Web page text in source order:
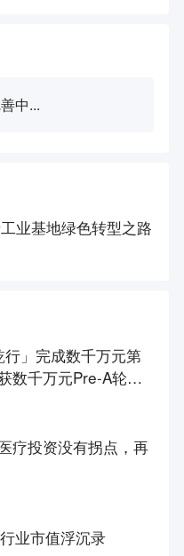
中...
业基地绿色转型之路
」完成数千万元第
数千万元Pre-A轮融
疗投资没有拐点，再
业市值浮沉录